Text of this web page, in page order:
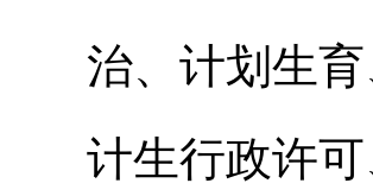
治、计划生
计生行政许